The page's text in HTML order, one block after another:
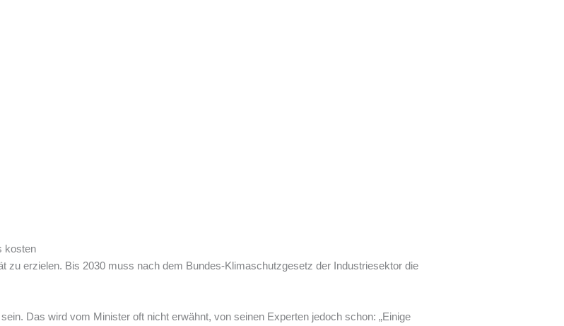
kosten
zu erzielen. Bis 2030 muss nach dem Bundes-Klimaschutzgesetz der Industriesektor die
Das wird vom Minister oft nicht erwähnt, von seinen Experten jedoch schon: „Einige